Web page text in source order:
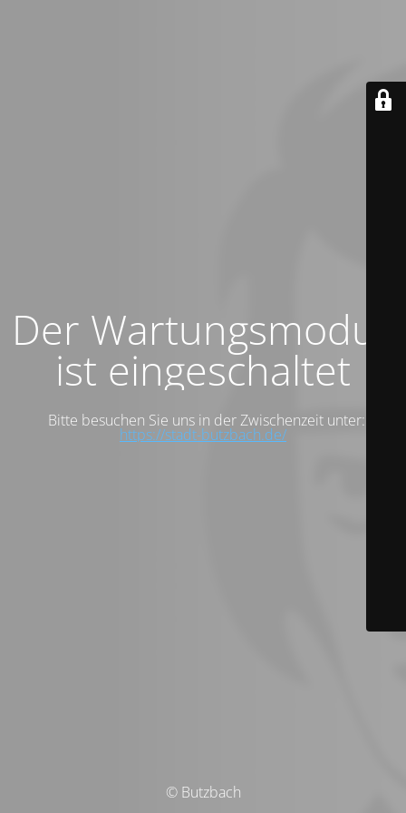
Der Wartungsmodus
ist eingeschaltet
Bitte besuchen Sie uns in der Zwischenzeit unter:
https://stadt-butzbach.de/
© Butzbach